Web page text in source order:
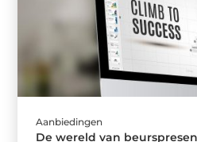
Aanbiedingen
De wereld van